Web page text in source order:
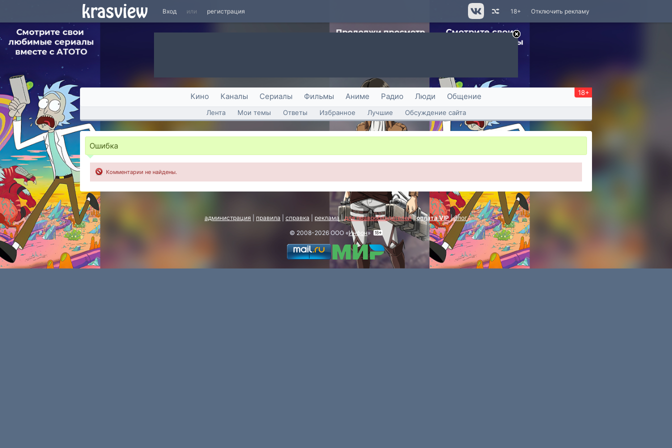
Вход или регистрация Отключить рекламу
18+
Кино Каналы Сериалы Фильмы Аниме Радио Люди Общение 18+
Лента Мои темы Ответы Избранное Лучшие Обсуждение сайта
Ошибка
Комментарии не найдены.
администрация правила справка реклама|для правообладателей|оплата VIP|блог
© 2008-2026 ООО «Инфон»